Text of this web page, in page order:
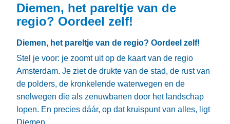
Diemen, het pareltje van de
regio? Oordeel zelf!
Diemen, het pareltje van de regio? Oordeel zelf!
Stel je voor: je zoomt uit op de kaart van de regio
Amsterdam. Je ziet de drukte van de stad, de rust van
de polders, de kronkelende waterwegen en de
snelwegen die als zenuwbanen door het landschap
lopen. En precies dáár, op dat kruispunt van alles, ligt
Diemen.